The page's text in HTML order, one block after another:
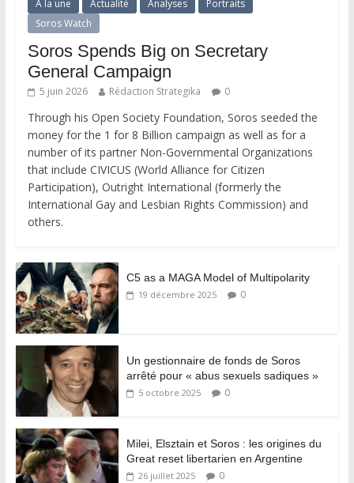
A la une Actualité Analyses
Portraits
Soros Watch
Soros Spends Big on Secretary
General Campaign
5 juin 2026 Rédaction Strategika 0
Through his Open Society Foundation, Soros seeded the
money for the 1 for 8 Billion campaign as well as for a
number of its partner Non-Governmental Organizations
that include CIVICUS (World Alliance for Citizen
Participation), Outright International (formerly the
International Gay and Lesbian Rights Commission) and
others.
C5 as a MAGA Model of Multipolarity
19 décembre 2025 0
Un gestionnaire de fonds de Soros
arrêté pour « abus sexuels sadiques »
5 octobre 2025 0
Milei, Elsztain et Soros : les origines du
Great reset libertarien en Argentine
26 juillet 2025 0